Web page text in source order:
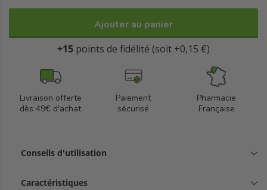
Vegan.
Fabriqué en France.
Ajouter au panier
+15 points de fidélité (soit +0,15 €)
Livraison offerte
dès 49€ d'achat
Paiement
sécurisé
Pharmacie
Française
Conseils d'utilisation
Caractéristiques